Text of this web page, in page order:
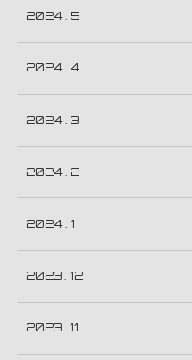
2024 . 5
2024 . 4
2024 . 3
2024 . 2
2024 . 1
2023 . 12
2023 . 11